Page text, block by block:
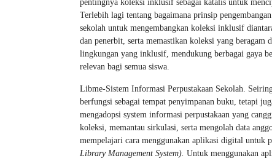
pentingnya koleksi inklusif sebagai katalis untuk
Terlebih lagi tentang bagaimana prinsip
sekolah untuk mengembangkan koleksi inklusif
dan penerbit, serta memastikan koleksi yang beragam
lingkungan yang inklusif, mendukung berbagai gaya
relevan bagi semua siswa.
Libme-Sistem Informasi Perpustakaan Sekolah.
berfungsi sebagai tempat penyimpanan buku, tetapi
mengadopsi system informasi perpustakaan yang
koleksi, memantau sirkulasi, serta mengolah data
mempelajari cara menggunakan aplikasi digital untuk
Library Management System). Untuk menggunakan